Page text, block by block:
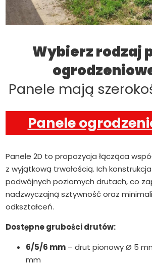
Wybierz rodzaj
Panele mają
Panele
Panele 2D to propozycja łącząca
z wyjątkową trwałością. Ich
podwójnych poziomych drutach, co
nadzwyczajną sztywność oraz
odkształceń.
Dostępne grubości drutów:
6/5/6 mm – drut pionowy Ø 5
mm